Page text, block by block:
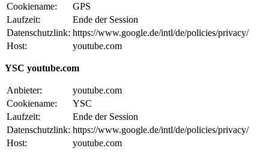
Cookiename:
GPS
Laufzeit:
Ende der Session
Datenschutzlink: https://www.google.de/intl/de/policies/privacy/
Host:
youtube.com
YSC youtube.com
Anbieter:
youtube.com
Cookiename:
YSC
Laufzeit:
Ende der Session
Datenschutzlink: https://www.google.de/intl/de/policies/privacy/
Host:
youtube.com